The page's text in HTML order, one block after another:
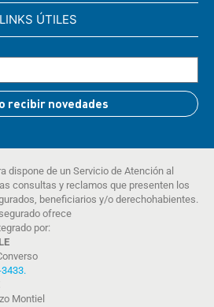
LINKS ÚTILES
recibir novedades
dispone de un Servicio de Atención al
consultas y reclamos que presenten los
beneficiarios y/o derechohabientes.
ofrece
por:
.
Montiel